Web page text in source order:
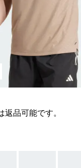
返品可能です。